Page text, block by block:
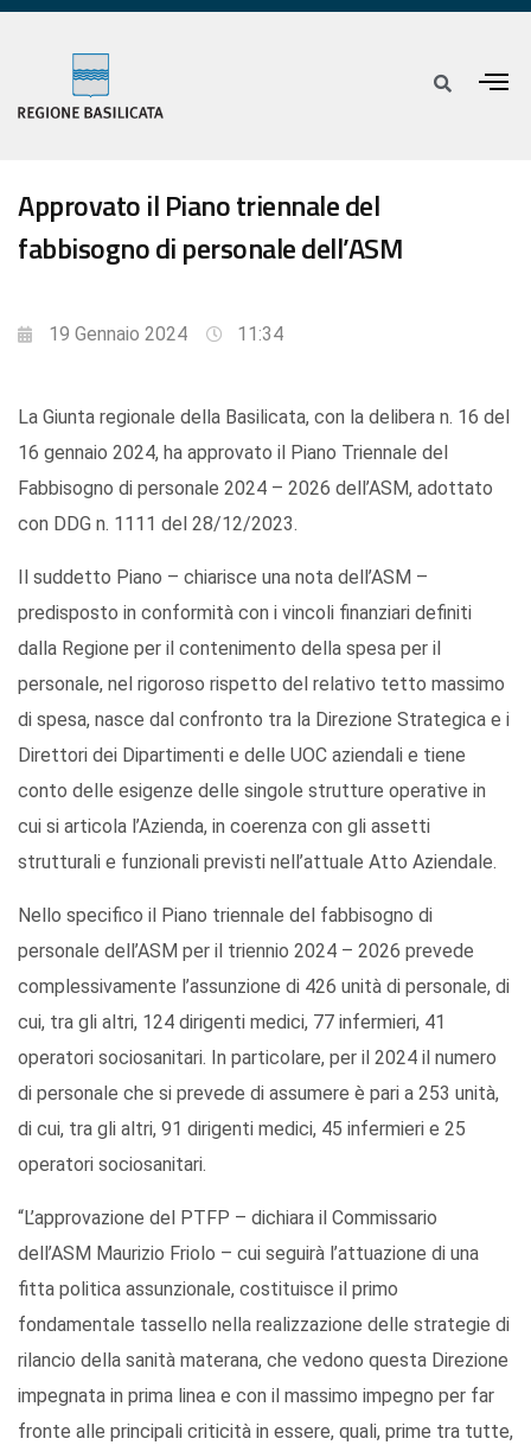
Approvato il Piano triennale del
fabbisogno di personale dell’ASM
19 Gennaio 2024 11:34
La Giunta regionale della Basilicata, con la delibera n. 16 del
16 gennaio 2024, ha approvato il Piano Triennale del
Fabbisogno di personale 2024 – 2026 dell’ASM, adottato
con DDG n. 1111 del 28/12/2023.
Il suddetto Piano – chiarisce una nota dell’ASM –
predisposto in conformità con i vincoli finanziari definiti
dalla Regione per il contenimento della spesa per il
personale, nel rigoroso rispetto del relativo tetto massimo
di spesa, nasce dal confronto tra la Direzione Strategica e i
Direttori dei Dipartimenti e delle UOC aziendali e tiene
conto delle esigenze delle singole strutture operative in
cui si articola l’Azienda, in coerenza con gli assetti
strutturali e funzionali previsti nell’attuale Atto Aziendale.
Nello specifico il Piano triennale del fabbisogno di
personale dell’ASM per il triennio 2024 – 2026 prevede
complessivamente l’assunzione di 426 unità di personale, di
cui, tra gli altri, 124 dirigenti medici, 77 infermieri, 41
operatori sociosanitari. In particolare, per il 2024 il numero
di personale che si prevede di assumere è pari a 253 unità,
di cui, tra gli altri, 91 dirigenti medici, 45 infermieri e 25
operatori sociosanitari.
“L’approvazione del PTFP – dichiara il Commissario
dell’ASM Maurizio Friolo – cui seguirà l’attuazione di una
fitta politica assunzionale, costituisce il primo
fondamentale tassello nella realizzazione delle strategie di
rilancio della sanità materana, che vedono questa Direzione
impegnata in prima linea e con il massimo impegno per far
fronte alle principali criticità in essere, quali, prime tra tutte,